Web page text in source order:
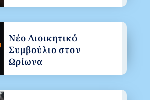
Νέο Διοικητικό
Συμβούλιο στον
Ωρίωνα